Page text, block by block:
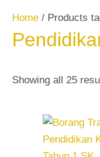
Home / Products
Showing all 25